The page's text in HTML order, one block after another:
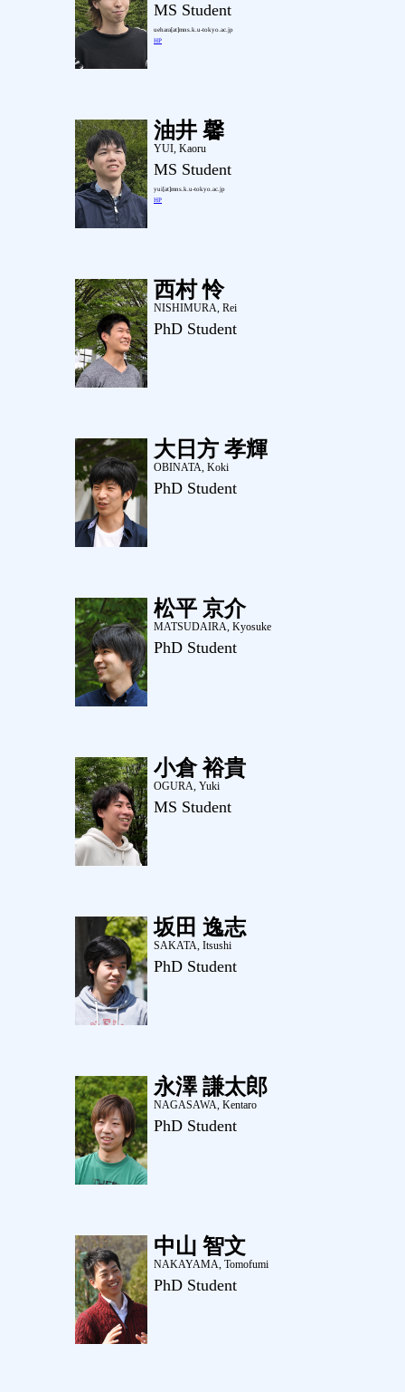
MS Student
uehara[at]mns.k.u-tokyo.ac.jp
HP
油井 馨
YUI, Kaoru
MS Student
yui[at]mns.k.u-tokyo.ac.jp
HP
西村 怜
NISHIMURA, Rei
PhD Student
大日方 孝輝
OBINATA, Koki
PhD Student
松平 京介
MATSUDAIRA, Kyosuke
PhD Student
小倉 裕貴
OGURA, Yuki
MS Student
坂田 逸志
SAKATA, Itsushi
PhD Student
永澤 謙太郎
NAGASAWA, Kentaro
PhD Student
中山 智文
NAKAYAMA, Tomofumi
PhD Student